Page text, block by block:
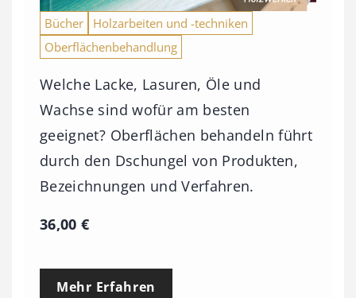
Bücher
Holzarbeiten und -techniken
Oberflächenbehandlung
Welche Lacke, Lasuren, Öle und
Wachse sind wofür am besten
geeignet? Oberflächen behandeln führt
durch den Dschungel von Produkten,
Bezeichnungen und Verfahren.
36,00€
Mehr Erfahren